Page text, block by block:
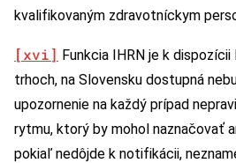
kvalifikovaným zdravotníckym
[xvi] Funkcia IHRN je k dispozícii
trhoch, na Slovensku dostupná
upozornenie na každý prípad
rytmu, ktorý by mohol naznačovať
pokiaľ nedôjde k notifikácii,